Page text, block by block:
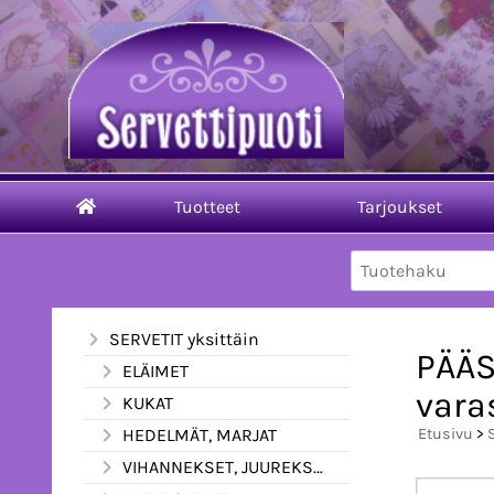
Tuotteet Tarjoukset
SERVETIT yksittäin
ELÄIMET
KUKAT
HEDELMÄT, MARJAT
VIHANNEKSET, JUUREKSET
Etusivu >